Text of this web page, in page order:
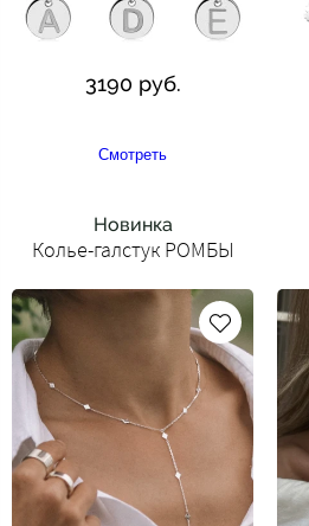
3190 руб.
Смотреть
Новинка
Колье-галстук РОМБЫ